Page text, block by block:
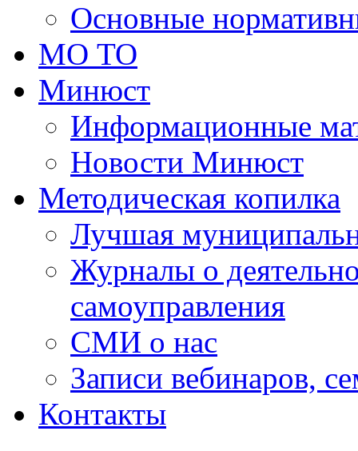
Основные
МО ТО
Минюст
Информационные
Новости Минюст
Методическая копилка
Лучшая
Журналы о
самоуправления
СМИ о нас
Записи вебинаров,
Контакты